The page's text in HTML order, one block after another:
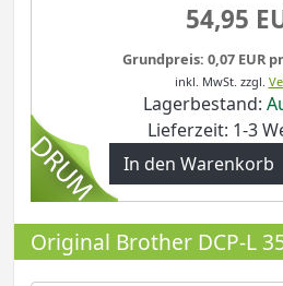
54,95
Grundpreis: 0,07 EUR
inkl. MwSt. zzgl.
Lagerbestand:
Lieferzeit: 1-3
Original Brother DCP-L